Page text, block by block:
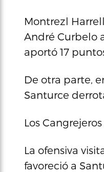
Montrezl
André Curbelo
aportó 17
De otra parte,
Santurce
Los
La ofensiva
favoreció a